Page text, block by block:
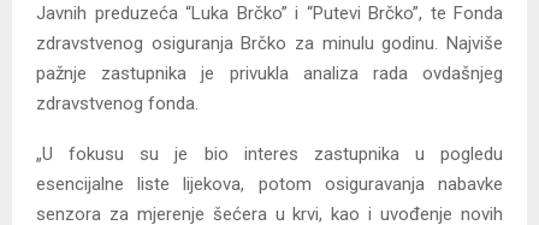
Javnih preduzeća “Luka Brčko” i “Putevi Brčko”, te Fonda
zdravstvenog osiguranja Brčko za minulu godinu. Najviše
pažnje zastupnika je privukla analiza rada ovdašnjeg
zdravstvenog fonda.
„U fokusu su je bio interes zastupnika u pogledu
esencijalne liste lijekova, potom osiguravanja nabavke
senzora za mjerenje šećera u krvi, kao i uvođenje novih